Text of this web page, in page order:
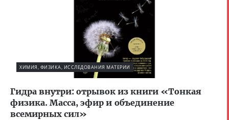
ХИМИЯ, ФИЗИКА, ИССЛЕДОВАНИЯ МАТЕРИИ
Гидра внутри: отрывок из книги «Тонкая
физика. Масса, эфир и объединение
всемирных сил»